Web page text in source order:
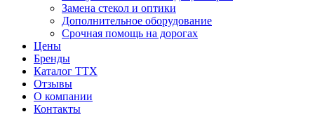
Замена стекол и оптики
Дополнительное оборудование
Срочная помощь на дорогах
Цены
Бренды
Каталог ТТХ
Отзывы
О компании
Контакты